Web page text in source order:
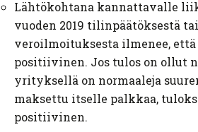
Lähtökohtana kannattavalle
vuoden 2019 tilinpäätöksestä
veroilmoituksesta ilmenee,
positiivinen. Jos tulos on ollut
yrityksellä on normaaleja
maksettu itselle palkkaa,
positiivinen.